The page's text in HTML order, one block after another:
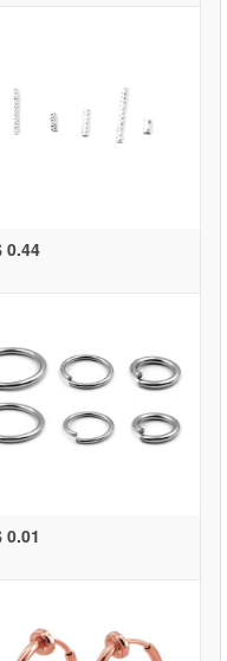
0.44
0.01